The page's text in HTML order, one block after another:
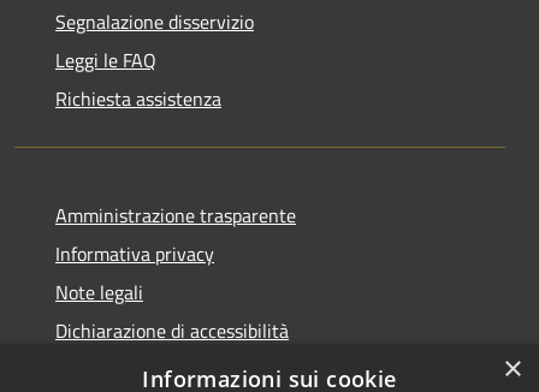
Segnalazione disservizio
Leggi le FAQ
Richiesta assistenza
Amministrazione trasparente
Informativa privacy
Note legali
Dichiarazione di accessibilità
Moduli Privacy Amministrazione trasparente
×
Informazioni sui cookie